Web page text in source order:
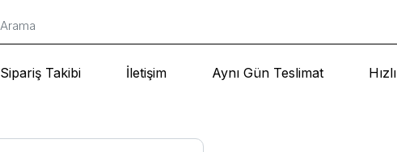
Sipariş Takibi İletişim Aynı Gün Teslimat